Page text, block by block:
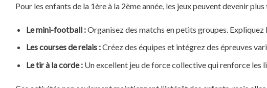
Pour les enfants de la 1ère à la 2ème année, les jeux peuvent devenir
Le mini-football :Organisez des matchs en petits groupes. Expliquez
Les courses de relais :Créez des équipes et intégrez des épreuves
Le tir à la corde :Un excellent jeu de force collective qui renforce les